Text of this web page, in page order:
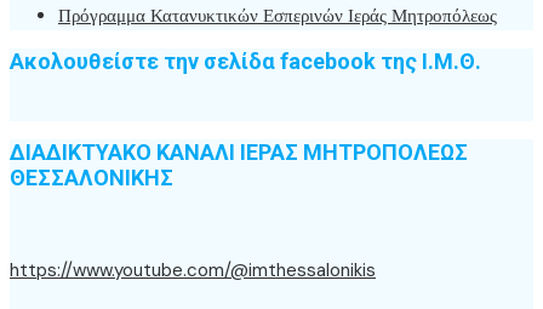
Πρόγραμμα Κατανυκτικών Εσπερινών Ιεράς Μητροπόλεως
Ακολουθείστε την σελίδα facebook της Ι.Μ.Θ.
ΔΙΑΔΙΚΤΥΑΚΟ ΚΑΝΑΛΙ ΙΕΡΑΣ ΜΗΤΡΟΠΟΛΕΩΣ
ΘΕΣΣΑΛΟΝΙΚΗΣ
https://www.youtube.com/@imthessalonikis